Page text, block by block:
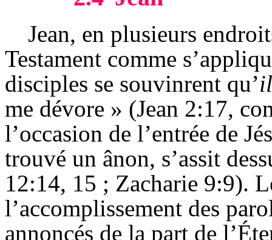
Jean, en plusieurs
Testament comme
disciples se souvinrent qu’
me dévore » (Jean 2:17,
l’occasion de l’entrée de
trouvé un ânon, s’assit
12:14, 15 ; Zacharie 9:9).
l’accomplissement des
annoncés de la part de l’